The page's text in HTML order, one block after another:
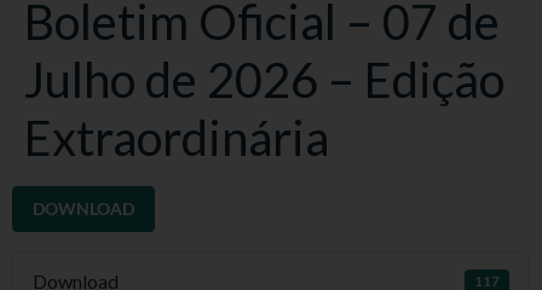
Boletim Oficial – 07 de
Julho de 2026 – Edição
Extraordinária
DOWNLOAD
Download 117